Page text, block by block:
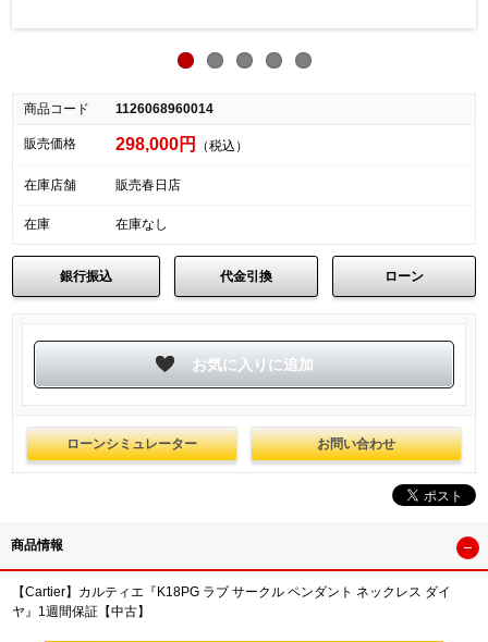
商品コード 1126068960014
販売価格 298,000円 （税込）
在庫店舗 販売春日店
在庫 在庫なし
銀行振込 代金引換 ローン
ローンシミュレーター お問い合わせ
商品情報
【Cartier】カルティエ『K18PG ラブ サークル ペンダント ネックレス ダイ
ヤ』1週間保証【中古】